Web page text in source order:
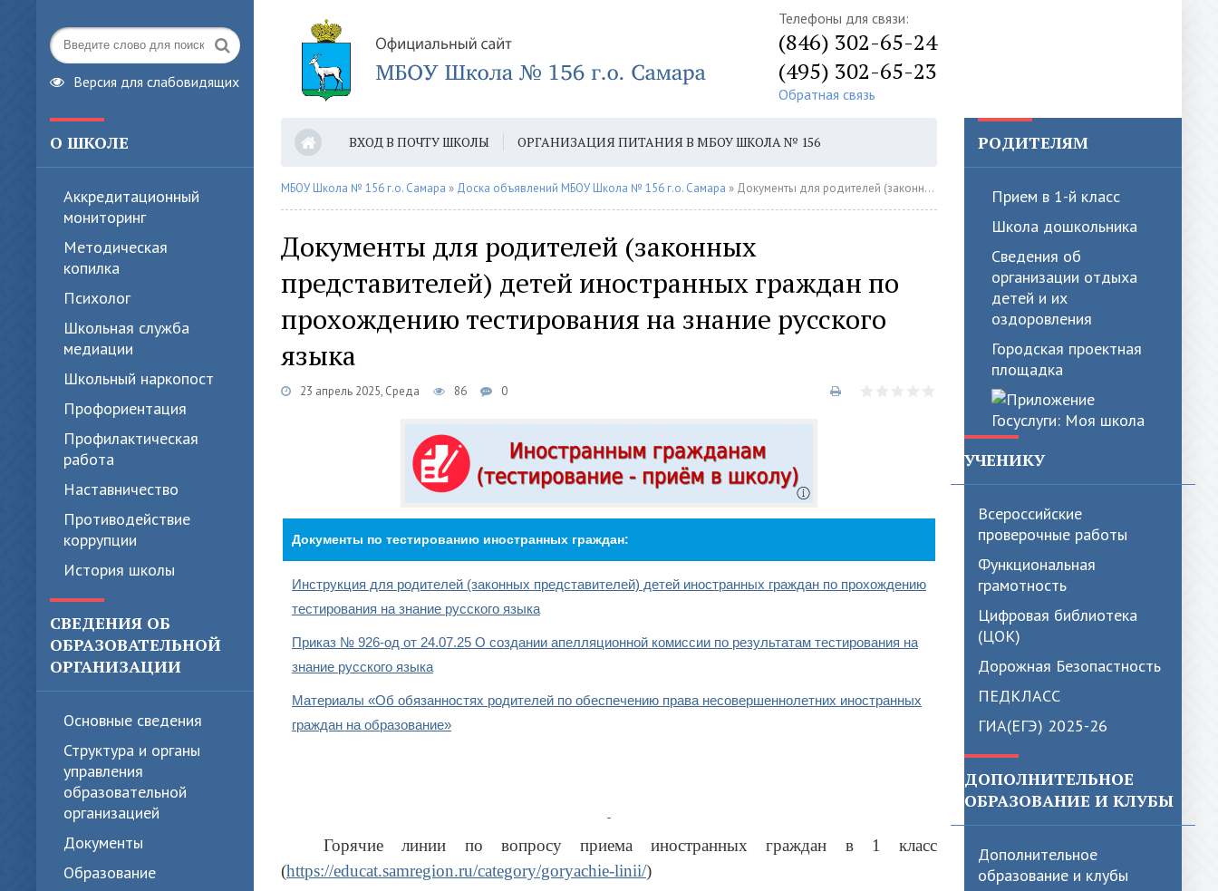
Версия для слабовидящих
Телефоны для связи:
(846) 302-65-24
(495) 302-65-23
Обратная связь
О ШКОЛЕ
Аккредитационный
мониторинг
Методическая
копилка
Психолог
Школьная служба
медиации
Школьный наркопост
Профориентация
Профилактическая
работа
Наставничество
Противодействие
коррупции
История школы
СВЕДЕНИЯ ОБ
ОБРАЗОВАТЕЛЬНОЙ
ОРГАНИЗАЦИИ
Основные сведения
Структура и органы
управления
образовательной
организацией
Документы
Образование
ВХОД В ПОЧТУ ШКОЛЫ ОРГАНИЗАЦИЯ ПИТАНИЯ В МБОУ ШКОЛА № 156
ПРИЕМ В 1-Й КЛАСС АВТОРИЗАЦИЯ
МБОУ Школа № 156 г.о. Самара » Доска объявлений МБОУ Школа № 156 г.о. Самара » Документы для родителей (законных представителей) детей иностранных граждан по прохождению тестирования на знание русского языка
Документы для родителей (законных
представителей) детей иностранных граждан по
прохождению тестирования на знание русского
языка
23 апрель 2025, Среда 86 0
Документы по тестированию иностранных граждан:
Инструкция для родителей (законных представителей) детей иностранных граждан по прохождению
тестирования на знание русского языка
Приказ № 926-од от 24.07.25 О создании апелляционной комиссии по результатам тестирования на
знание русского языка
Материалы «Об обязанностях родителей по обеспечению права несовершеннолетних иностранных
граждан на образование»
Горячие линии по вопросу приема иностранных граждан в 1 класс
(https://educat.samregion.ru/category/goryachie-linii/)
РОДИТЕЛЯМ
Прием в 1-й класс
Школа дошкольника
Сведения об
организации отдыха
детей и их
оздоровления
Городская проектная
площадка
УЧЕНИКУ
Всероссийские
проверочные работы
Функциональная
грамотность
Цифровая библиотека
(ЦОК)
Дорожная Безопастность
ПЕДКЛАСС
ГИА(ЕГЭ) 2025-26
ДОПОЛНИТЕЛЬНОЕ
ОБРАЗОВАНИЕ И КЛУБЫ
Дополнительное
образование и клубы